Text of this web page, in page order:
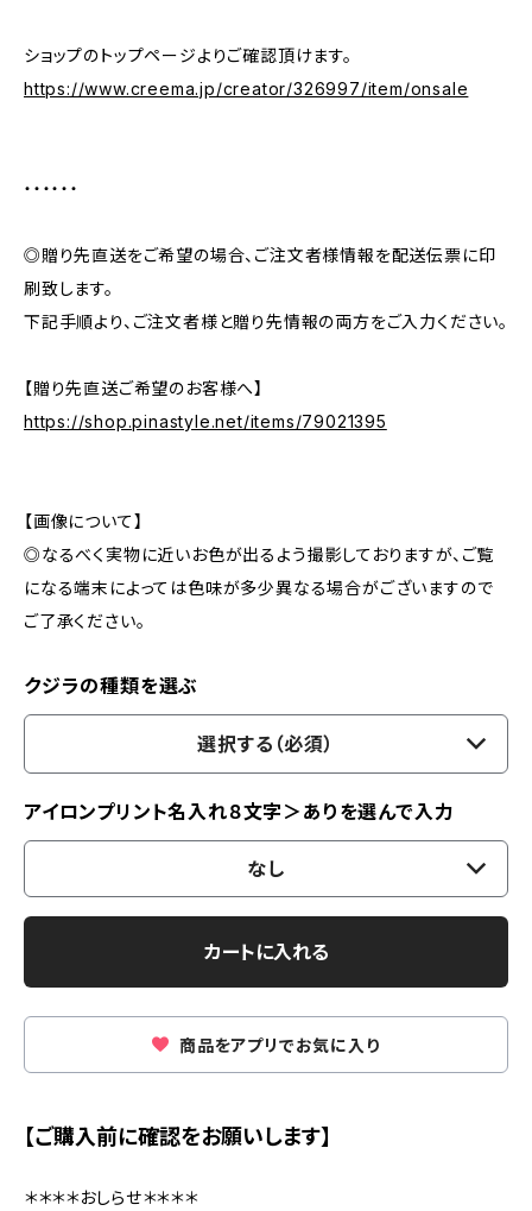
ショップのトップページよりご確認頂けます。
https://www.creema.jp/creator/326997/item/onsale
・・・・・・
◎贈り先直送をご希望の場合、ご注文者様情報を配送伝票に印
刷致します。
下記手順より、ご注文者様と贈り先情報の両方をご入力ください。
【贈り先直送ご希望のお客様へ】
https://shop.pinastyle.net/items/79021395
【画像について】
◎なるべく実物に近いお色が出るよう撮影しておりますが、ご覧
になる端末によっては色味が多少異なる場合がございますので
ご了承ください。
クジラの種類を選ぶ
選択する（必須）
アイロンプリント名入れ８文字＞ありを選んで入力
なし
カートに入れる
商品をアプリでお気に入り
【ご購入前に確認をお願いします】
＊＊＊＊おしらせ＊＊＊＊